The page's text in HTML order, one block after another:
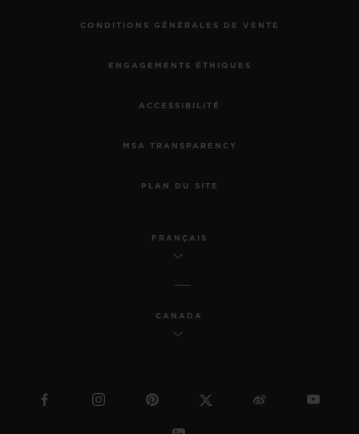
CONDITIONS GÉNÉRALES DE VENTE
ENGAGEMENTS ÉTHIQUES
ACCESSIBILITÉ
MSA TRANSPARENCY
PLAN DU SITE
FRANÇAIS
CANADA